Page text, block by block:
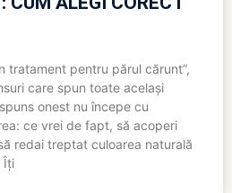
tratament pentru părul cărunt”,
care spun toate același
onest nu începe cu
ce vrei de fapt, să acoperi
redai treptat culoarea naturală
Îți